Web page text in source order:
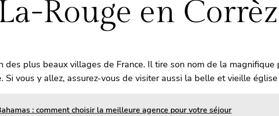
Rouge en
des plus beaux villages de France. Il tire son nom de la
vous y allez, assurez-vous de visiter aussi la belle et vieille
: comment choisir la meilleure agence pour votre séjour